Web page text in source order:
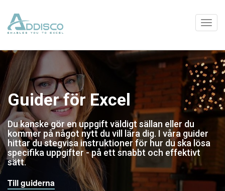
Guider för Excel
Du kanske gör en uppgift väldigt sällan eller du
kommer på något nytt du vill lära dig. I våra guider
hittar du stegvisa instruktioner för hur du ska lösa
specifika uppgifter - på ett snabbt och effektivt
sätt.
Till guiderna